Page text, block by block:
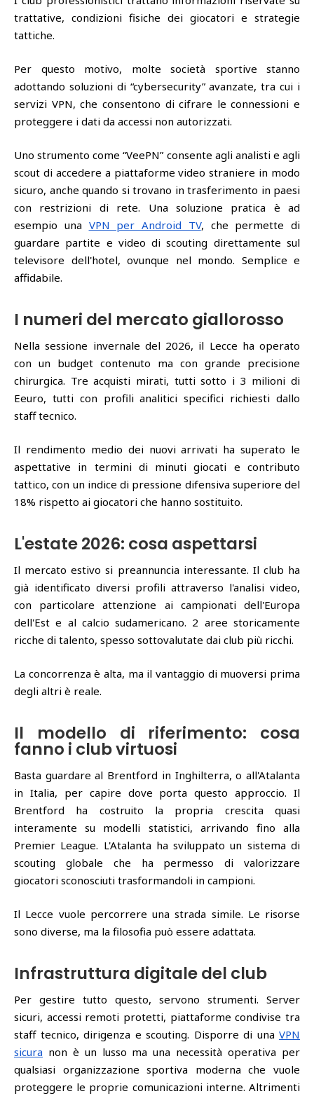
trattative, condizioni fisiche dei giocatori e strategie
tattiche.
Per questo motivo, molte società sportive stanno
adottando soluzioni di “cybersecurity” avanzate, tra cui i
servizi VPN, che consentono di cifrare le connessioni e
proteggere i dati da accessi non autorizzati.
Uno strumento come “VeePN” consente agli analisti e agli
scout di accedere a piattaforme video straniere in modo
sicuro, anche quando si trovano in trasferimento in paesi
con restrizioni di rete. Una soluzione pratica è ad
esempio una VPN per Android TV, che permette di
guardare partite e video di scouting direttamente sul
televisore dell'hotel, ovunque nel mondo. Semplice e
affidabile.
I numeri del mercato giallorosso
Nella sessione invernale del 2026, il Lecce ha operato
con un budget contenuto ma con grande precisione
chirurgica. Tre acquisti mirati, tutti sotto i 3 milioni di
Eeuro, tutti con profili analitici specifici richiesti dallo
staff tecnico.
Il rendimento medio dei nuovi arrivati ha superato le
aspettative in termini di minuti giocati e contributo
tattico, con un indice di pressione difensiva superiore del
18% rispetto ai giocatori che hanno sostituito.
L'estate 2026: cosa aspettarsi
Il mercato estivo si preannuncia interessante. Il club ha
già identificato diversi profili attraverso l'analisi video,
con particolare attenzione ai campionati dell'Europa
dell'Est e al calcio sudamericano. 2 aree storicamente
ricche di talento, spesso sottovalutate dai club più ricchi.
La concorrenza è alta, ma il vantaggio di muoversi prima
degli altri è reale.
Il modello di riferimento: cosa
fanno i club virtuosi
Basta guardare al Brentford in Inghilterra, o all'Atalanta
in Italia, per capire dove porta questo approccio. Il
Brentford ha costruito la propria crescita quasi
interamente su modelli statistici, arrivando fino alla
Premier League. L'Atalanta ha sviluppato un sistema di
scouting globale che ha permesso di valorizzare
giocatori sconosciuti trasformandoli in campioni.
Il Lecce vuole percorrere una strada simile. Le risorse
sono diverse, ma la filosofia può essere adattata.
Infrastruttura digitale del club
Per gestire tutto questo, servono strumenti. Server
sicuri, accessi remoti protetti, piattaforme condivise tra
staff tecnico, dirigenza e scouting. Disporre di una VPN
sicura non è un lusso ma una necessità operativa per
qualsiasi organizzazione sportiva moderna che vuole
proteggere le proprie comunicazioni interne. Altrimenti